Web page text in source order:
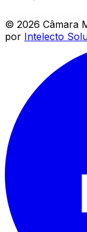
© 2026 Câmara
por Intelecto